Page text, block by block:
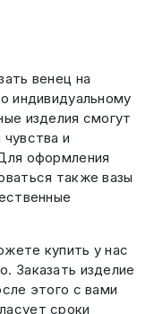
венец на
индивидуальному
изделия смогут
и
оформления
также вазы
купить у нас
Заказать изделие
этого с вами
сроки